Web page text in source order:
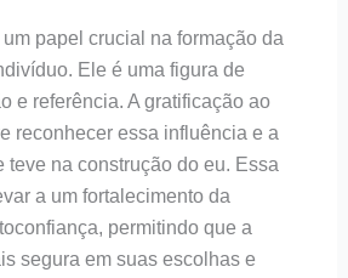
papel crucial na formação da
Ele é uma figura de
e referência. A gratificação ao
reconhecer essa influência e a
teve na construção do eu. Essa
a um fortalecimento da
permitindo que a
segura em suas escolhas e